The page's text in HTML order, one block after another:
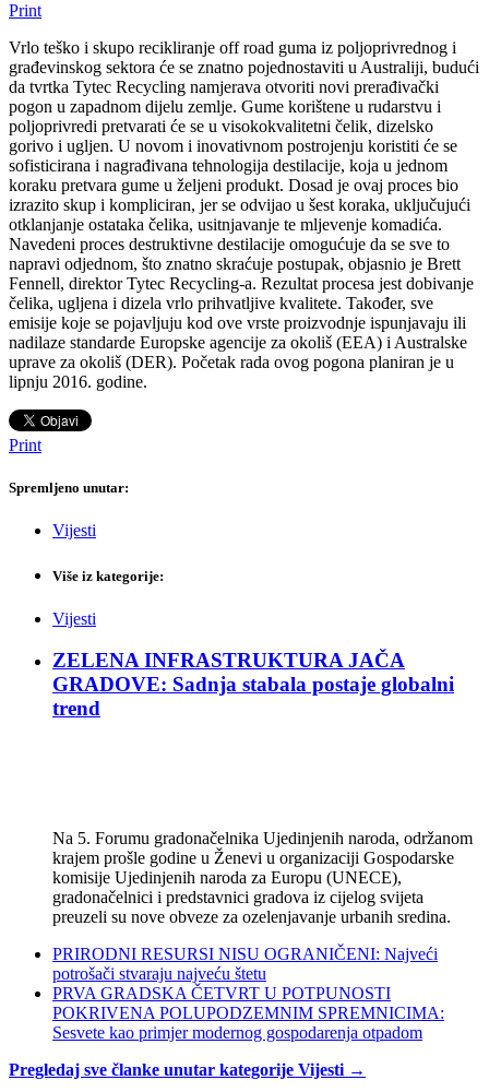
Print
Vrlo teško i skupo recikliranje off road guma iz poljoprivrednog i
građevinskog sektora će se znatno pojednostaviti u Australiji, budući
da tvrtka Tytec Recycling namjerava otvoriti novi prerađivački
pogon u zapadnom dijelu zemlje. Gume korištene u rudarstvu i
poljoprivredi pretvarati će se u visokokvalitetni čelik, dizelsko
gorivo i ugljen. U novom i inovativnom postrojenju koristiti će se
sofisticirana i nagrađivana tehnologija destilacije, koja u jednom
koraku pretvara gume u željeni produkt. Dosad je ovaj proces bio
izrazito skup i kompliciran, jer se odvijao u šest koraka, uključujući
otklanjanje ostataka čelika, usitnjavanje te mljevenje komadića.
Navedeni proces destruktivne destilacije omogućuje da se sve to
napravi odjednom, što znatno skraćuje postupak, objasnio je Brett
Fennell, direktor Tytec Recycling-a. Rezultat procesa jest dobivanje
čelika, ugljena i dizela vrlo prihvatljive kvalitete. Također, sve
emisije koje se pojavljuju kod ove vrste proizvodnje ispunjavaju ili
nadilaze standarde Europske agencije za okoliš (EEA) i Australske
uprave za okoliš (DER). Početak rada ovog pogona planiran je u
lipnju 2016. godine.
Print
Spremljeno unutar:
Vijesti
Više iz kategorije:
Vijesti
ZELENA INFRASTRUKTURA JAČA
GRADOVE: Sadnja stabala postaje globalni
trend
Na 5. Forumu gradonačelnika Ujedinjenih naroda, održanom
krajem prošle godine u Ženevi u organizaciji Gospodarske
komisije Ujedinjenih naroda za Europu (UNECE),
gradonačelnici i predstavnici gradova iz cijelog svijeta
preuzeli su nove obveze za ozelenjavanje urbanih sredina.
PRIRODNI RESURSI NISU OGRANIČENI: Najveći
potrošači stvaraju najveću štetu
PRVA GRADSKA ČETVRT U POTPUNOSTI
POKRIVENA POLUPODZEMNIM SPREMNICIMA:
Sesvete kao primjer modernog gospodarenja otpadom
Pregledaj sve članke unutar kategorije Vijesti →